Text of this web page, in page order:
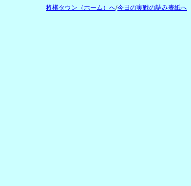
将棋タウン（ホーム）へ/今日の実戦の詰み表紙へ